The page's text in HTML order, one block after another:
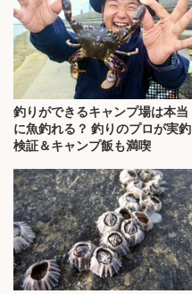
釣りができるキャンプ場は本当
に魚釣れる？ 釣りのプロが実釣
検証＆キャンプ飯も満喫